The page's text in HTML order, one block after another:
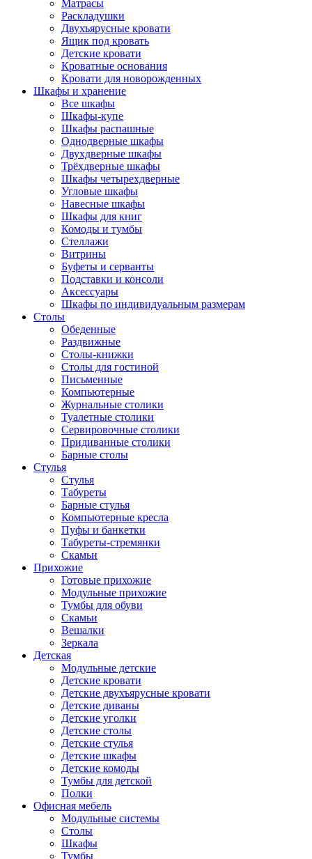
Матрасы
Раскладушки
Двухъярусные кровати
Ящик под кровать
Детские кровати
Кроватные основания
Кровати для новорожденных
Шкафы и хранение
Все шкафы
Шкафы-купе
Шкафы распашные
Однодверные шкафы
Двухдверные шкафы
Трёхдверные шкафы
Шкафы четырехдверные
Угловые шкафы
Навесные шкафы
Шкафы для книг
Комоды и тумбы
Стеллажи
Витрины
Буфеты и серванты
Подставки и консоли
Аксессуары
Шкафы по индивидуальным размерам
Столы
Обеденные
Раздвижные
Столы-книжки
Столы для гостиной
Письменные
Компьютерные
Журнальные столики
Туалетные столики
Сервировочные столики
Придиванные столики
Барные столы
Стулья
Стулья
Табуреты
Барные стулья
Компьютерные кресла
Пуфы и банкетки
Табуреты-стремянки
Скамьи
Прихожие
Готовые прихожие
Модульные прихожие
Тумбы для обуви
Скамьи
Вешалки
Зеркала
Детская
Модульные детские
Детские кровати
Детские двухъярусные кровати
Детские диваны
Детские уголки
Детские столы
Детские стулья
Детские шкафы
Детские комоды
Тумбы для детской
Полки
Офисная мебель
Модульные системы
Столы
Шкафы
Тумбы